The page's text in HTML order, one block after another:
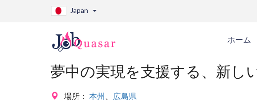
Japan
ホーム
夢中の実現を支援する、新し
場所： 本州
広島県